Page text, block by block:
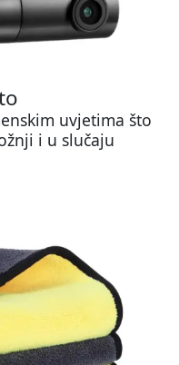
uvjetima što
i u slučaju